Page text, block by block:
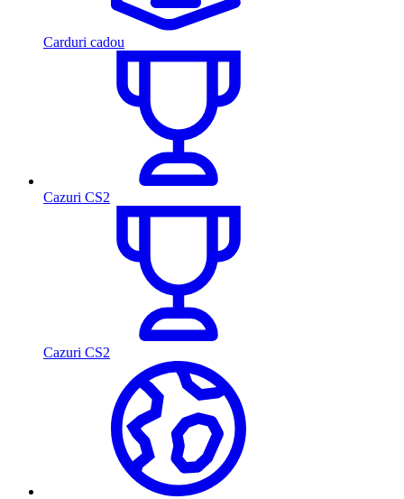
Carduri cadou
Cazuri CS2
Cazuri CS2